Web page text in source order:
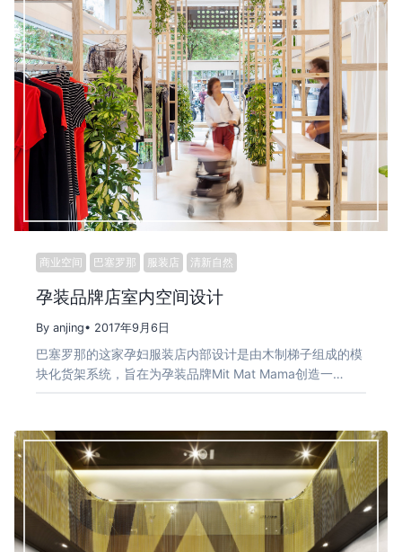
商业空间 巴塞罗那 服装店 清新自然
孕装品牌店室内空间设计
By anjing• 2017年9月6日
巴塞罗那的这家孕妇服装店内部设计是由木制梯子组成的模
块化货架系统，旨在为孕装品牌Mit Mat Mama创造一…